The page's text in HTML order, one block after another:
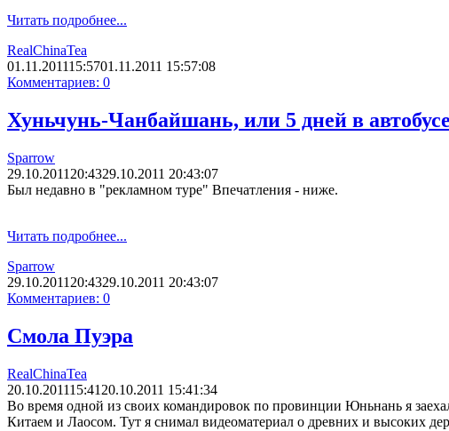
Читать подробнее...
RealChinaTea
01.11.201115:5701.11.2011 15:57:08
Комментариев: 0
Хуньчунь-Чанбайшань, или 5 дней в автобусе
Sparrow
29.10.2011 20:4329.10.2011 20:43:07
Был недавно в "рекламном туре" Впечатления - ниже.
Читать подробнее...
Sparrow
29.10.2011 20:4329.10.2011 20:43:07
Комментариев: 0
Смола Пуэра
RealChinaTea
20.10.201115:41 20.10.2011 15:41:34
Во время одной из своих командировок по провинции Юньнань я
Китаем и Лаосом. Тут я снимал видеоматериал о древних и высоких